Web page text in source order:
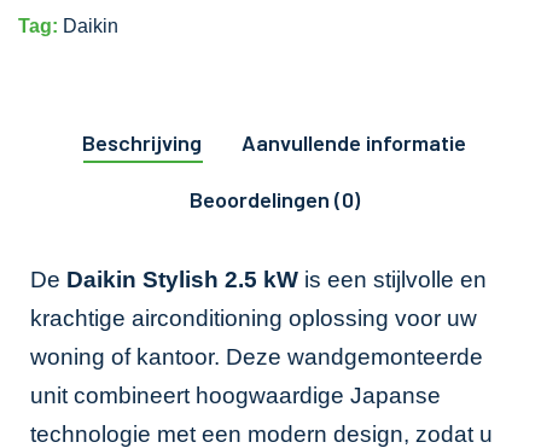
Tag: Daikin
Beschrijving Aanvullende informatie
Beoordelingen (0)
De Daikin Stylish 2.5 kW is een stijlvolle en
krachtige airconditioning oplossing voor uw
woning of kantoor. Deze wandgemonteerde
unit combineert hoogwaardige Japanse
technologie met een modern design, zodat u